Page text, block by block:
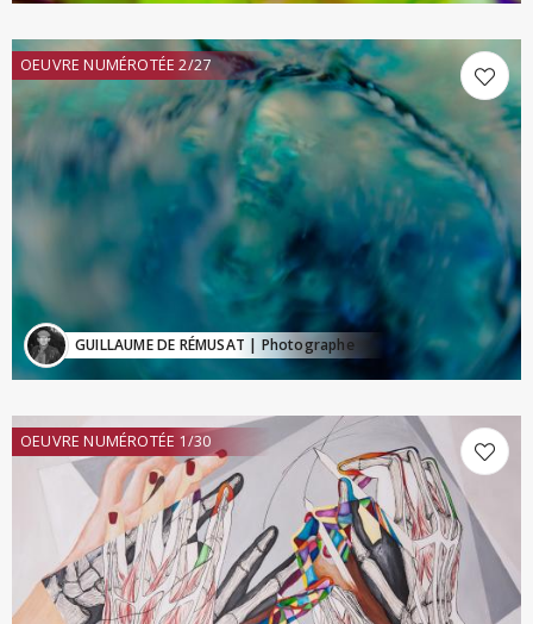
OEUVRE NUMÉROTÉE 2/27
GUILLAUME DE RÉMUSAT | Photographe
OEUVRE NUMÉROTÉE 1/30